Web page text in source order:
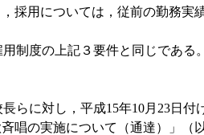
採用については，従前の勤務実
制度の上記３要件と同じである
らに対し，平成15年10月23日付
唱の実施について（通達）」（